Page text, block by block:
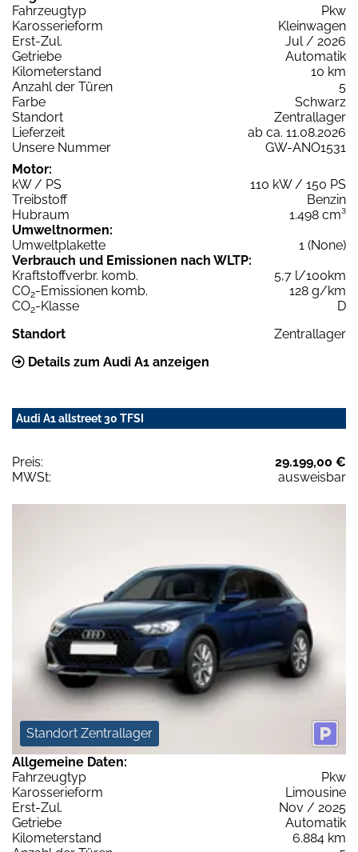
Fahrzeugtyp
Pkw
Karosserieform
Kleinwagen
Erst-Zul.
Jul / 2026
Getriebe
Automatik
Kilometerstand
10 km
Anzahl der Türen
5
Farbe
Schwarz
Standort
Zentrallager
Lieferzeit
ab ca. 11.08.2026
Unsere Nummer
GW-ANO1531
Motor:
kW / PS
110 kW / 150 PS
Treibstoff
Benzin
Hubraum
1.498 cm³
Umweltnormen:
Umweltplakette
1 (None)
Verbrauch und Emissionen nach WLTP:
Kraftstoffverbr. komb.
5,7 l/100km
CO2-Emissionen komb.
128 g/km
CO2-Klasse
D
Standort
Zentrallager
Details zum Audi A1 anzeigen
Audi A1 allstreet 30 TFSI
Preis:
29.199,00 €
MWSt:
ausweisbar
Standort Zentrallager
Allgemeine Daten:
Fahrzeugtyp
Pkw
Karosserieform
Limousine
Erst-Zul.
Nov / 2025
Getriebe
Automatik
Kilometerstand
6.884 km